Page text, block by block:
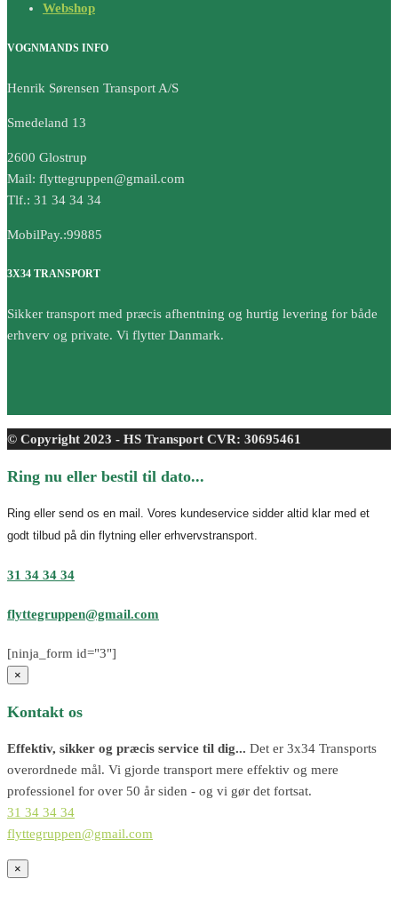
Webshop
VOGNMANDS INFO
Henrik Sørensen Transport A/S
Smedeland 13
2600 Glostrup
Mail: flyttegruppen@gmail.com
Tlf.: 31 34 34 34
MobilPay.:99885
3X34 TRANSPORT
Sikker transport med præcis afhentning og hurtig levering for både
erhverv og private. Vi flytter Danmark.
© Copyright 2023 - HS Transport CVR: 30695461
Ring nu eller bestil til dato...
Ring eller send os en mail. Vores kundeservice sidder altid klar med et
godt tilbud på din flytning eller erhvervstransport.
31 34 34 34
flyttegruppen@gmail.com
[ninja_form id="3"]
×
Kontakt os
Effektiv, sikker og præcis service til dig... Det er 3x34 Transports
overordnede mål. Vi gjorde transport mere effektiv og mere
professionel for over 50 år siden - og vi gør det fortsat.
31 34 34 34
flyttegruppen@gmail.com
×